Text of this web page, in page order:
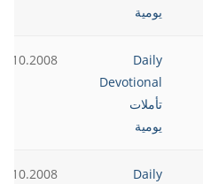
يومية
Daily
Devotional
تأملات
يومية
Daily